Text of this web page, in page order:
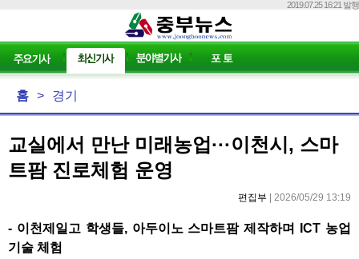
2019.07.25 16:21 발행
홈 > 경기
교실에서 만난 미래농업···이천시, 스마
트팜 진로체험 운영
편집부 | 2026/05/29 13:19
- 이천제일고 학생들, 아두이노 스마트팜 제작하며 ICT 농업
기술 체험